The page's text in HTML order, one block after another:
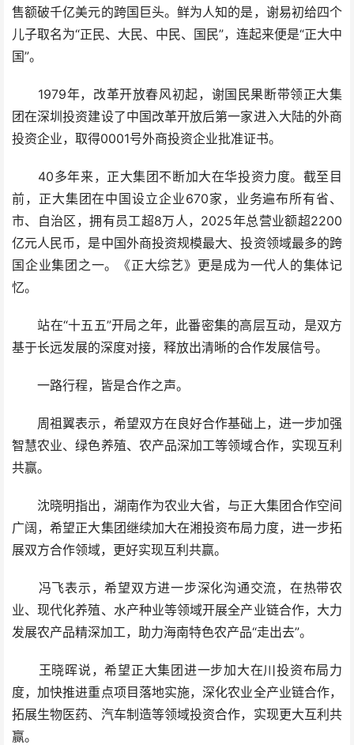
售额破千亿美元的跨国巨头。鲜为人知的是，谢易初给四个
儿子取名为“正民、大民、中民、国民”，连起来便是“正大中
国”。
1979年，改革开放春风初起，谢国民果断带领正大集
团在深圳投资建设了中国改革开放后第一家进入大陆的外商
投资企业，取得0001号外商投资企业批准证书。
40多年来，正大集团不断加大在华投资力度。截至目
前，正大集团在中国设立企业670家，业务遍布所有省、
市、自治区，拥有员工超8万人，2025年总营业额超2200
亿元人民币，是中国外商投资规模最大、投资领域最多的跨
国企业集团之一。《正大综艺》更是成为一代人的集体记
忆。
站在“十五五”开局之年，此番密集的高层互动，是双方
基于长远发展的深度对接，释放出清晰的合作发展信号。
一路行程，皆是合作之声。
周祖翼表示，希望双方在良好合作基础上，进一步加强
智慧农业、绿色养殖、农产品深加工等领域合作，实现互利
共赢。
沈晓明指出，湖南作为农业大省，与正大集团合作空间
广阔，希望正大集团继续加大在湘投资布局力度，进一步拓
展双方合作领域，更好实现互利共赢。
冯飞表示，希望双方进一步深化沟通交流，在热带农
业、现代化养殖、水产种业等领域开展全产业链合作，大力
发展农产品精深加工，助力海南特色农产品“走出去”。
王晓晖说，希望正大集团进一步加大在川投资布局力
度，加快推进重点项目落地实施，深化农业全产业链合作，
拓展生物医药、汽车制造等领域投资合作，实现更大互利共
赢。